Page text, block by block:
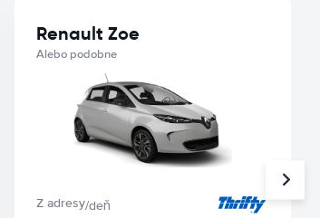
Renault Zoe
Alebo podobne
Z adresy/deň